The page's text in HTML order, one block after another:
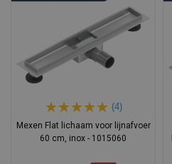
(4)
Mexen Flat lichaam voor lijnafvoer
60 cm, inox - 1015060